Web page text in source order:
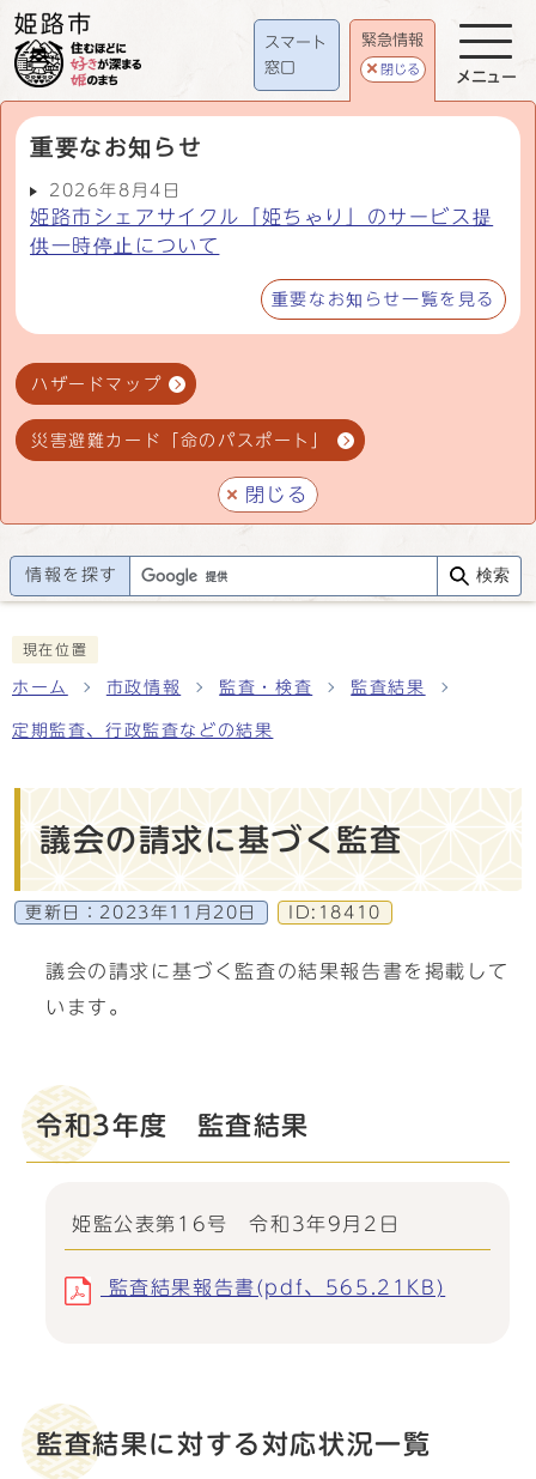
スマート
窓口
緊急情報
閉じる
重要なお知らせ
2026年8月4日
姫路市シェアサイクル「姫ちゃり」のサービス提
供一時停止について
重要なお知らせ一覧を見る
ハザードマップ
災害避難カード「命のパスポート」
閉じる
メニュー
情報を探す 検索
現在位置
ホーム 市政情報 監査・検査 監査結果
定期監査、行政監査などの結果
議会の請求に基づく監査
更新日： 2023年11月20日 ID:18410
議会の請求に基づく監査の結果報告書を掲載して
います。
令和3年度 監査結果
姫監公表第16号 令和3年9月2日
監査結果報告書(pdf、565.21KB)
監査結果に対する対応状況一覧